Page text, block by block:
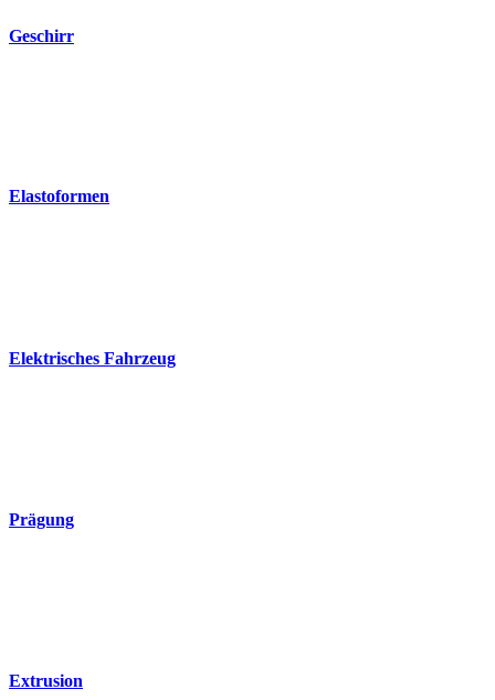
Geschirr
Elastoformen
Elektrisches Fahrzeug
Prägung
Extrusion